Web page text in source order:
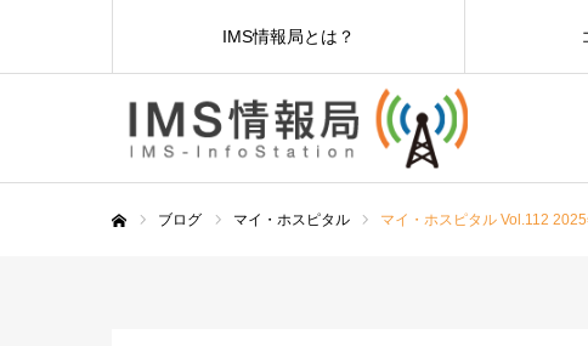
IMS情報局とは？
ブログ マイ・ホスピタル マイ・ホスピタル Vol.112